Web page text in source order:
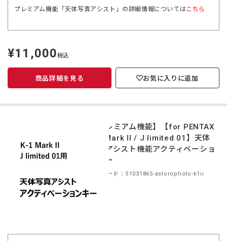
プレミアム機能「天体写真アシスト」の詳細情報についてはこちら
定
価
¥11,000税込
商品詳細を見る お気に入りに追加
【プレミアム機能】【for PENTAX
K-1 Mark II / J limited 01】天体
写真アシスト機能アクティベーショ
ンキー
商品コード：S1031865-astorophoto-k1ii